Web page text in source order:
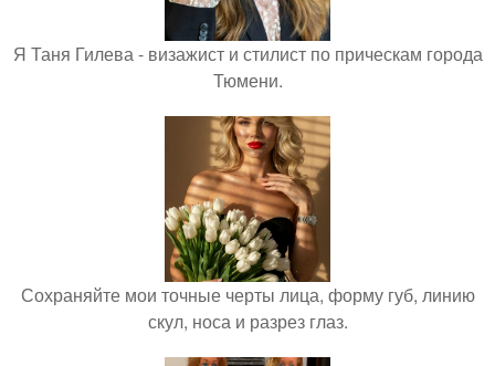
Я Таня Гилева - визажист и стилист по прическам города
Тюмени.
Сохраняйте мои точные черты лица, форму губ, линию
скул, носа и разрез глаз.